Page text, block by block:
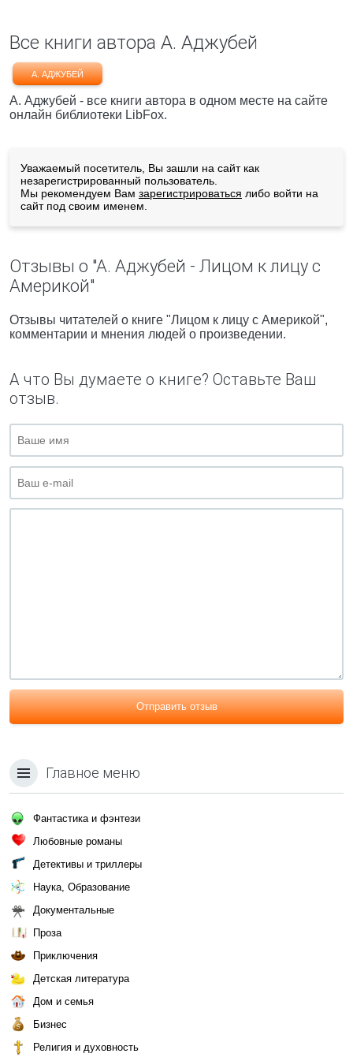
Все книги автора А. Аджубей
А. АДЖУБЕЙ
А. Аджубей - все книги автора в одном месте на сайте
онлайн библиотеки LibFox.
Уважаемый посетитель, Вы зашли на сайт как
незарегистрированный пользователь.
Мы рекомендуем Вам зарегистрироваться либо войти на
сайт под своим именем.
Отзывы о "А. Аджубей - Лицом к лицу с
Америкой"
Отзывы читателей о книге "Лицом к лицу с Америкой",
комментарии и мнения людей о произведении.
А что Вы думаете о книге? Оставьте Ваш
отзыв.
Отправить отзыв
Главное меню
Фантастика и фэнтези
Любовные романы
Детективы и триллеры
Наука, Образование
Документальные
Проза
Приключения
Детская литература
Дом и семья
Бизнес
Религия и духовность